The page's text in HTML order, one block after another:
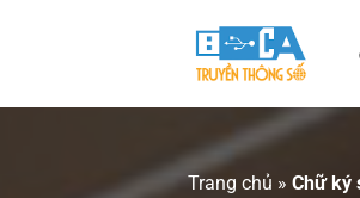
dung
Trang chủ » Chữ ký